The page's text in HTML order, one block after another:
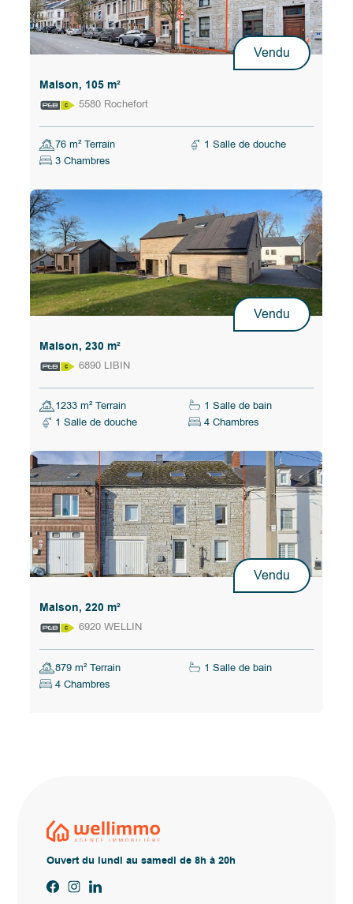
Vendu
Maison, 105 m²
5580 Rochefort
76 m² Terrain
1 Salle de douche
3 Chambres
Vendu
Maison, 230 m²
6890 LIBIN
1233 m² Terrain
1 Salle de bain
1 Salle de douche
4 Chambres
Vendu
Maison, 220 m²
6920 WELLIN
879 m² Terrain
1 Salle de bain
4 Chambres
Ouvert du lundi au samedi de 8h à 20h